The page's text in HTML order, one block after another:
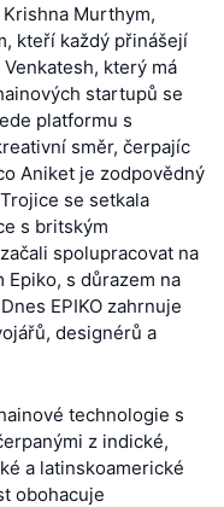
Krishna Murthym,
kteří každý přinášejí
který má
startupů se
platformu s
směr, čerpajíc
Aniket je zodpovědný
se setkala
s britským
spolupracovat na
s důrazem na
EPIKO zahrnuje
designérů a
technologie s
z indické,
a latinskoamerické
obohacuje